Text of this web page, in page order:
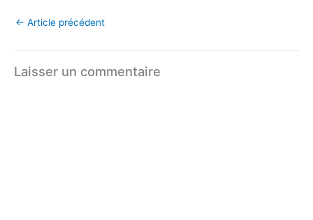
← Article précédent
Laisser un commentaire